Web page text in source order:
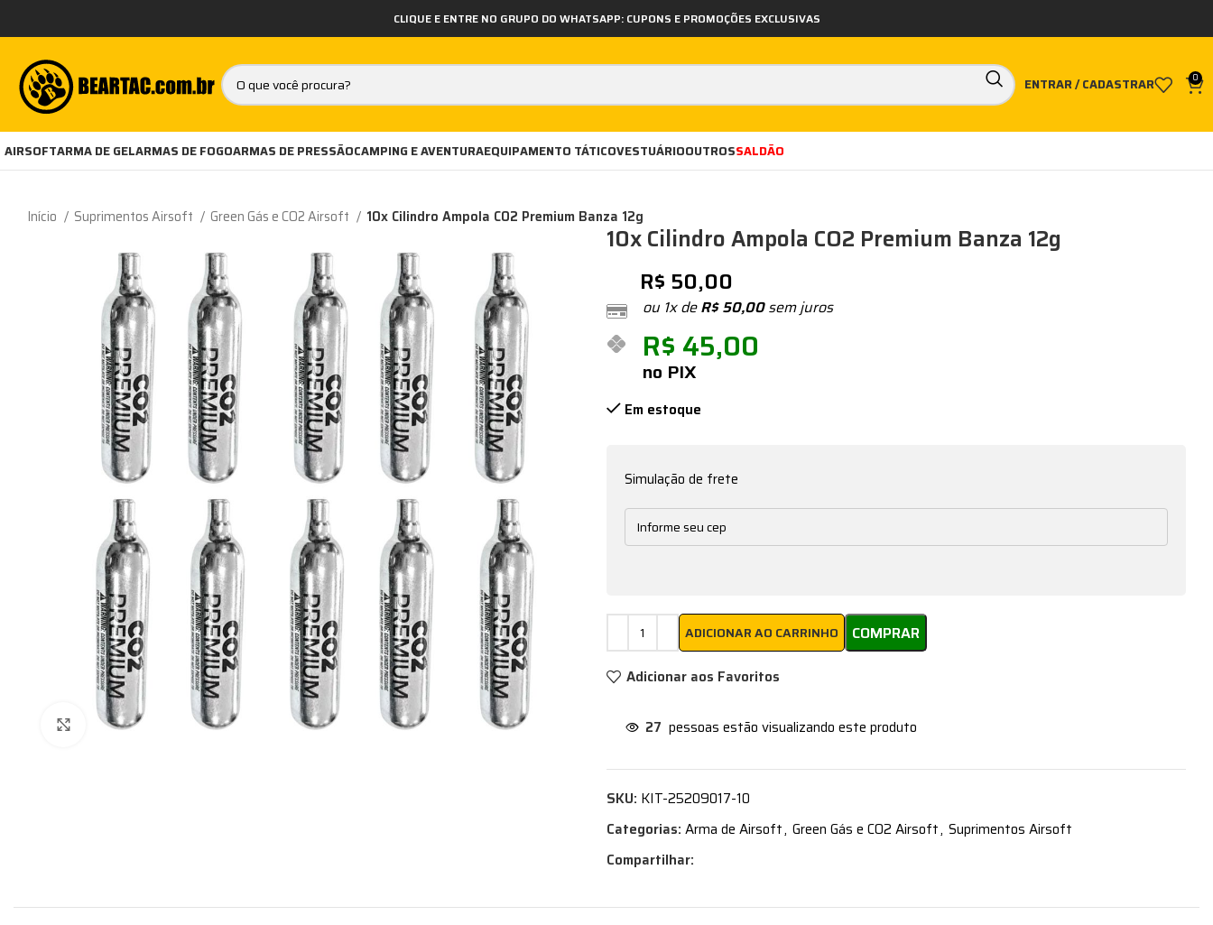
CLIQUE E ENTRE NO GRUPO DO WHATSAPP: CUPONS E PROMOÇÕES EXCLUSIVAS
ENTRAR / CADASTRAR 0
AIRSOFTARMA DE GELARMAS DE FOGOARMAS DE PRESSÃOCAMPING E AVENTURAEQUIPAMENTO TÁTICOVESTUÁRIOOUTROSSALDÃO
Início Suprimentos Airsoft Green Gás e CO2 Airsoft 10x Cilindro Ampola CO2 Premium Banza 12g
Expandir
10x Cilindro Ampola CO2 Premium Banza 12g
R$ 50,00
ou 1x deR$50,00sem juros
R$ 45,00
no PIX
Em estoque
Simulação de frete
ADICIONAR AO CARRINHO COMPRAR
Adicionar aos Favoritos
27 pessoas estão visualizando este produto
SKU: KIT-25209017-10
Categorias: Arma de Airsoft, Green Gás e CO2 Airsoft, Suprimentos Airsoft
Compartilhar: